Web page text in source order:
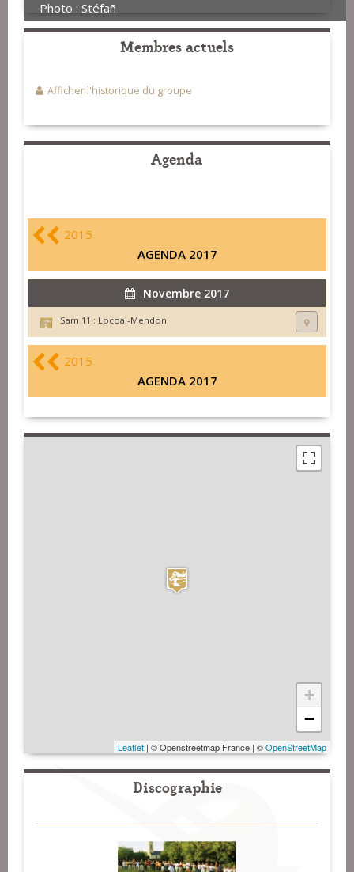
Photo : Stéfañ
Membres actuels
Afficher l'historique du groupe
Agenda
2015
AGENDA 2017
Novembre 2017
Sam 11 : Locoal-Mendon
2015
AGENDA 2017
+
−
Leaflet | © Openstreetmap France | ©OpenStreetMap
Discographie